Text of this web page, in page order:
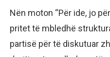
Nën moton “Për ide, jo
pritet të mbledhë
partisë për të diskutuar